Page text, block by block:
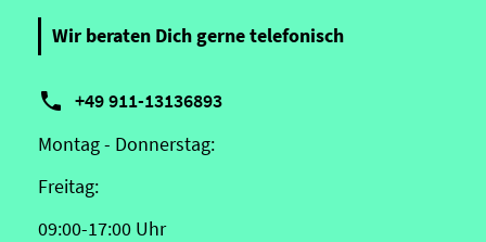
Wir beraten Dich gerne telefonisch
 +49 911-13136893
Montag - Donnerstag:
Freitag:
09:00-17:00 Uhr